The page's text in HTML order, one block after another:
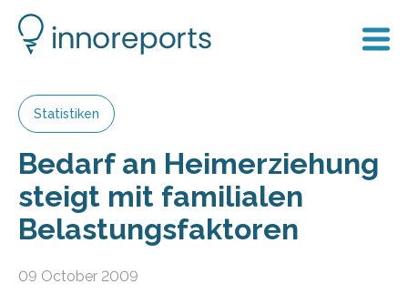
Statistiken
Bedarf an Heimerziehung
steigt mit familialen
Belastungsfaktoren
09 October 2009